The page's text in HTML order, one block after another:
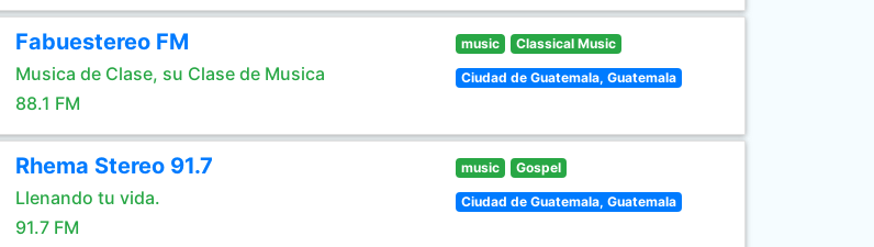
Fabuestereo FM
Musica de Clase, su Clase de Musica
88.1 FM
music Classical Music
Ciudad de Guatemala, Guatemala
Rhema Stereo 91.7
Llenando tu vida.
91.7 FM
music Gospel
Ciudad de Guatemala, Guatemala